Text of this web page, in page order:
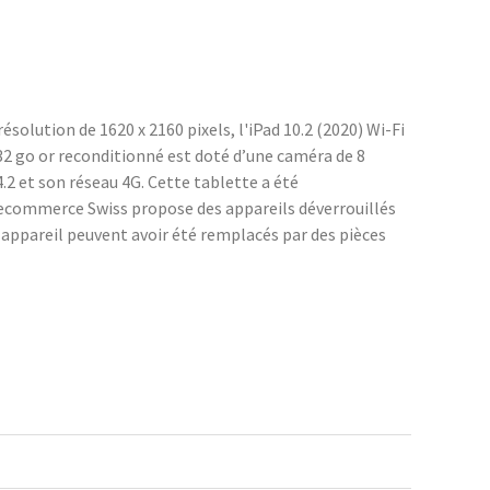
de 1620 x 2160 pixels, l'iPad 10.2 (2020) Wi-Fi
go or reconditionné est doté d’une caméra de 8
et son réseau 4G. Cette tablette a été
Swiss propose des appareils déverrouillés
peuvent avoir été remplacés par des pièces